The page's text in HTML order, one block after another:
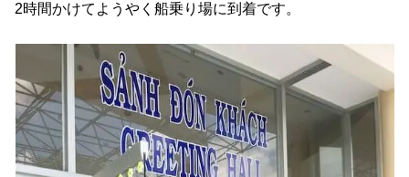
2時間かけてようやく船乗り場に到着です。